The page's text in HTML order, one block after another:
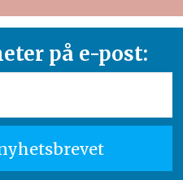
på e-post: